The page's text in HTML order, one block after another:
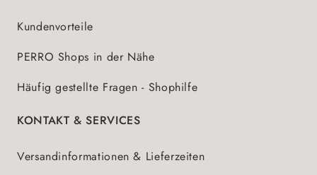
Kundenvorteile
PERRO Shops in der Nähe
Häufig gestellte Fragen - Shophilfe
KONTAKT & SERVICES
Versandinformationen & Lieferzeiten